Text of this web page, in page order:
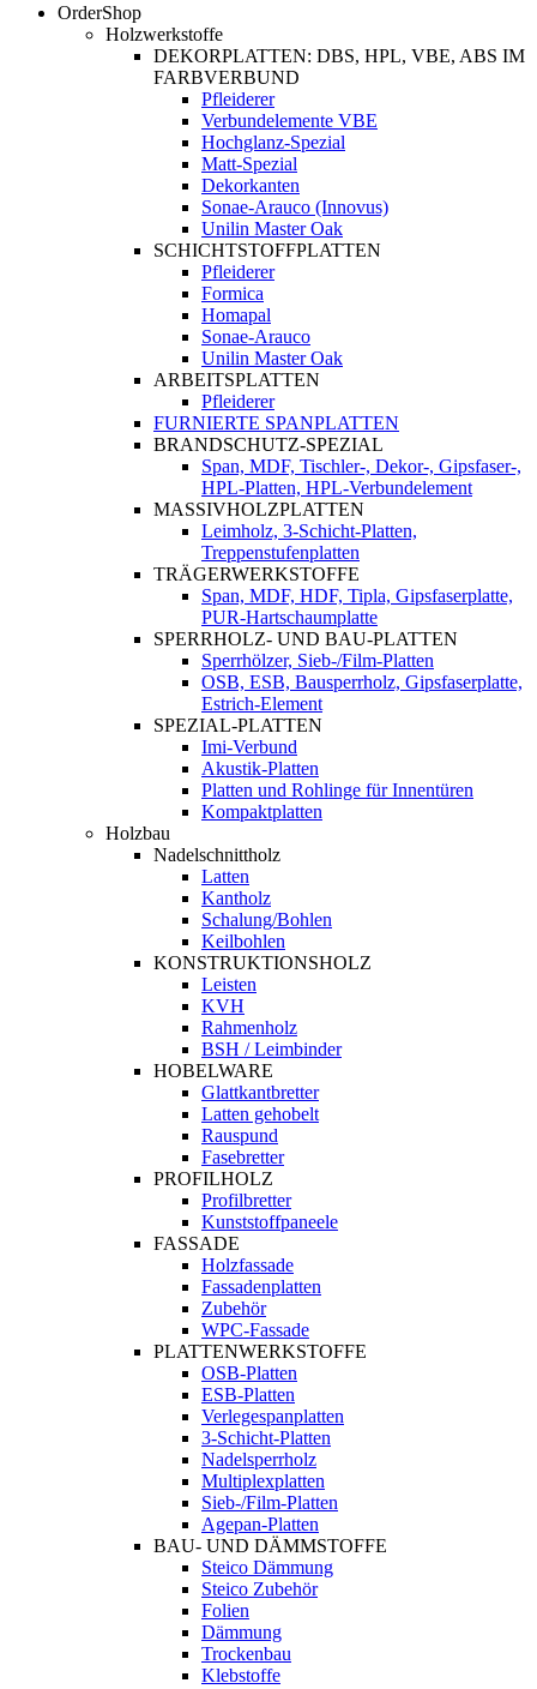
OrderShop
Holzwerkstoffe
DEKORPLATTEN: DBS, HPL, VBE, ABS IM
FARBVERBUND
Pfleiderer
Verbundelemente VBE
Hochglanz-Spezial
Matt-Spezial
Dekorkanten
Sonae-Arauco (Innovus)
Unilin Master Oak
SCHICHTSTOFFPLATTEN
Pfleiderer
Formica
Homapal
Sonae-Arauco
Unilin Master Oak
ARBEITSPLATTEN
Pfleiderer
FURNIERTE SPANPLATTEN
BRANDSCHUTZ-SPEZIAL
Span, MDF, Tischler-, Dekor-, Gipsfaser-,
HPL-Platten, HPL-Verbundelement
MASSIVHOLZPLATTEN
Leimholz, 3-Schicht-Platten,
Treppenstufenplatten
TRÄGERWERKSTOFFE
Span, MDF, HDF, Tipla, Gipsfaserplatte,
PUR-Hartschaumplatte
SPERRHOLZ- UND BAU-PLATTEN
Sperrhölzer, Sieb-/Film-Platten
OSB, ESB, Bausperrholz, Gipsfaserplatte,
Estrich-Element
SPEZIAL-PLATTEN
Imi-Verbund
Akustik-Platten
Platten und Rohlinge für Innentüren
Kompaktplatten
Holzbau
Nadelschnittholz
Latten
Kantholz
Schalung/Bohlen
Keilbohlen
KONSTRUKTIONSHOLZ
Leisten
KVH
Rahmenholz
BSH / Leimbinder
HOBELWARE
Glattkantbretter
Latten gehobelt
Rauspund
Fasebretter
PROFILHOLZ
Profilbretter
Kunststoffpaneele
FASSADE
Holzfassade
Fassadenplatten
Zubehör
WPC-Fassade
PLATTENWERKSTOFFE
OSB-Platten
ESB-Platten
Verlegespanplatten
3-Schicht-Platten
Nadelsperrholz
Multiplexplatten
Sieb-/Film-Platten
Agepan-Platten
BAU- UND DÄMMSTOFFE
Steico Dämmung
Steico Zubehör
Folien
Dämmung
Trockenbau
Klebstoffe